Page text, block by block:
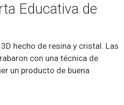
Educativa de
hecho de resina y cristal. Las
con una técnica de
un producto de buena